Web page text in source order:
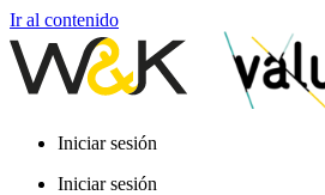
Ir al contenido
Iniciar sesión
Iniciar sesión